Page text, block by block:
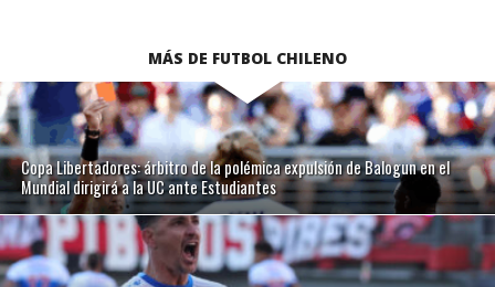
MÁS DE FUTBOL CHILENO
Copa Libertadores: árbitro de la polémica expulsión de Balogun en el
Mundial dirigirá a la UC ante Estudiantes